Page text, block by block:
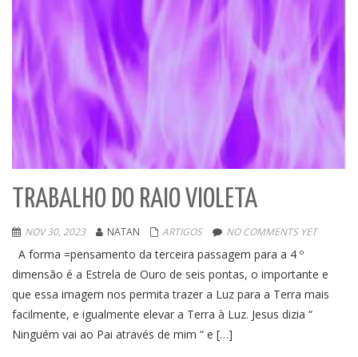
TRABALHO DO RAIO VIOLETA
NOV 30, 2023 NATAN ARTIGOS NO COMMENTS YET
A forma =pensamento da terceira passagem para a 4 º
dimensão é a Estrela de Ouro de seis pontas, o importante e
que essa imagem nos permita trazer a Luz para a Terra mais
facilmente, e igualmente elevar a Terra à Luz. Jesus dizia “
Ninguém vai ao Pai através de mim “ e […]